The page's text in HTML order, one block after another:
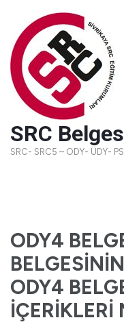
SRC
SRC- SRC5 – ODY- ÜDY-
ODY4
ODY4
İÇERİKLERİ